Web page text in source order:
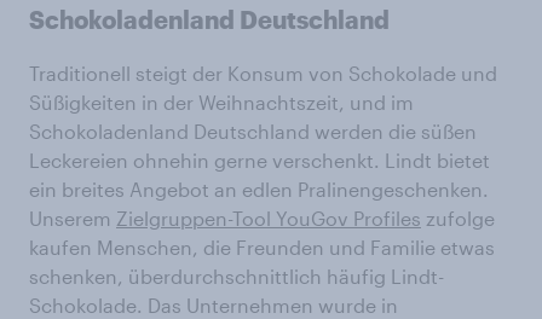
Schokoladenland Deutschland
Traditionell steigt der Konsum von Schokolade und
Süßigkeiten in der Weihnachtszeit, und im
Schokoladenland Deutschland werden die süßen
Leckereien ohnehin gerne verschenkt. Lindt bietet
ein breites Angebot an edlen Pralinengeschenken.
Unserem Zielgruppen-Tool YouGov Profiles zufolge
kaufen Menschen, die Freunden und Familie etwas
schenken, überdurchschnittlich häufig Lindt-
Schokolade. Das Unternehmen wurde in